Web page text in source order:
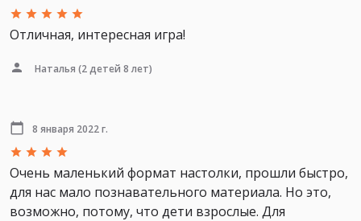
Отличная, интересная игра!
Наталья (2 детей 8 лет)
8 января 2022 г.
Очень маленький формат настолки, прошли быстро,
для нас мало познавательного материала. Но это,
возможно, потому, что дети взрослые. Для